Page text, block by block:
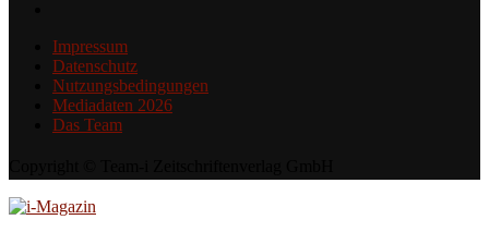
Impressum
Datenschutz
Nutzungsbedingungen
Mediadaten 2026
Das Team